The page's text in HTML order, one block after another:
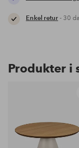
Enkel retur- 30
Produkter i